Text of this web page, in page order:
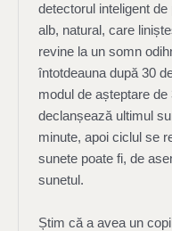
detectorul inteligent
alb, natural, care
revine la un somn
întotdeauna după 30
modul de așteptare
declanșează ultimul
minute, apoi ciclul se
sunete poate fi, de
sunetul.
Știm că a avea un